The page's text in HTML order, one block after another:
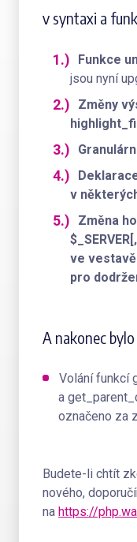
v syntaxi a
Funkce
jsou nyní
Změny
v
Změna
ve
pro
A nakonec
Volání funkcí
a
označeno za
​​​​​​​Budete-li chtít
nového,
na https://